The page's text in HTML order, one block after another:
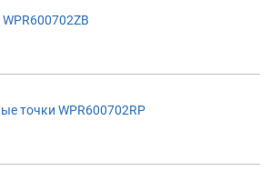
точки WPR600702RP